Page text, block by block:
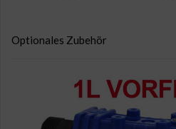
Optionales Zubehör